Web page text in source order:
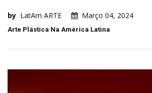
by LatAm ARTE Março 04, 2024
Arte Plástica Na América Latina